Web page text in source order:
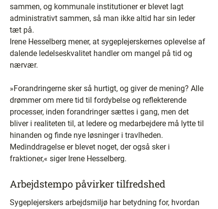
sammen, og kommunale institutioner er blevet lagt
administrativt sammen, så man ikke altid har sin leder
tæt på.
Irene Hesselberg mener, at sygeplejerskernes oplevelse af
dalende ledelseskvalitet handler om mangel på tid og
nærvær.
»Forandringerne sker så hurtigt, og giver de mening? Alle
drømmer om mere tid til fordybelse og reflekterende
processer, inden forandringer sættes i gang, men det
bliver i realiteten til, at ledere og medarbejdere må lytte til
hinanden og finde nye løsninger i travlheden.
Medinddragelse er blevet noget, der også sker i
fraktioner,« siger Irene Hesselberg.
Arbejdstempo påvirker tilfredshed
Sygeplejerskers arbejdsmiljø har betydning for, hvordan